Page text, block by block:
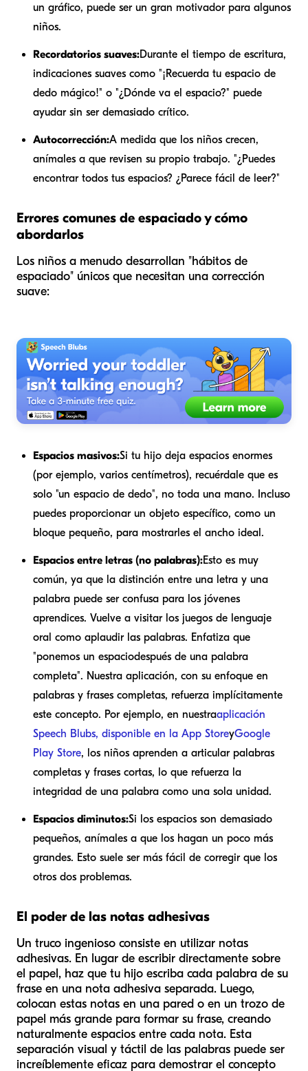
un gráfico, puede ser un gran motivador para algunos
niños.
Recordatorios suaves:Durante el tiempo de escritura,
indicaciones suaves como "¡Recuerda tu espacio de
dedo mágico!" o "¿Dónde va el espacio?" puede
ayudar sin ser demasiado crítico.
Autocorrección:A medida que los niños crecen,
anímales a que revisen su propio trabajo. "¿Puedes
encontrar todos tus espacios? ¿Parece fácil de leer?"
Errores comunes de espaciado y cómo
abordarlos
Los niños a menudo desarrollan "hábitos de
espaciado" únicos que necesitan una corrección
suave:
Espacios masivos:Si tu hijo deja espacios enormes
(por ejemplo, varios centímetros), recuérdale que es
solo "un espacio de dedo", no toda una mano. Incluso
puedes proporcionar un objeto específico, como un
bloque pequeño, para mostrarles el ancho ideal.
Espacios entre letras (no palabras):Esto es muy
común, ya que la distinción entre una letra y una
palabra puede ser confusa para los jóvenes
aprendices. Vuelve a visitar los juegos de lenguaje
oral como aplaudir las palabras. Enfatiza que
"ponemos un espaciodespués de una palabra
completa". Nuestra aplicación, con su enfoque en
palabras y frases completas, refuerza implícitamente
este concepto. Por ejemplo, en nuestraaplicación
Speech Blubs, disponible en la App StoreyGoogle
Play Store, los niños aprenden a articular palabras
completas y frases cortas, lo que refuerza la
integridad de una palabra como una sola unidad.
Espacios diminutos:Si los espacios son demasiado
pequeños, anímales a que los hagan un poco más
grandes. Esto suele ser más fácil de corregir que los
otros dos problemas.
El poder de las notas adhesivas
Un truco ingenioso consiste en utilizar notas
adhesivas. En lugar de escribir directamente sobre
el papel, haz que tu hijo escriba cada palabra de su
frase en una nota adhesiva separada. Luego,
colocan estas notas en una pared o en un trozo de
papel más grande para formar su frase, creando
naturalmente espacios entre cada nota. Esta
separación visual y táctil de las palabras puede ser
increíblemente eficaz para demostrar el concepto